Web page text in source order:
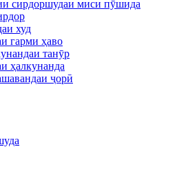
сирдоршудаи миси пӯшида
худ
гарми ҳаво
танӯр
ҳалкунанда
ҷорӣ